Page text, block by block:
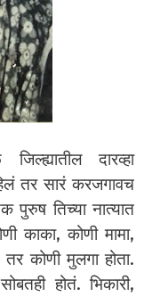
दारव्हा
तर सारं करजगावच
पुरुष तिच्या नात्यात
काका, कोणी मामा,
कोणी मुलगा होता.
होतं. भिकारी,